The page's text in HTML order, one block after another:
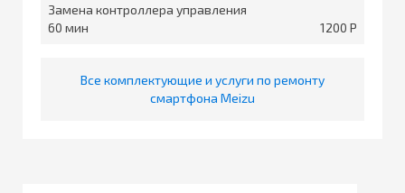
Замена контроллера управления
60
1200
Все комплектующие и услуги по ремонту
смартфона Meizu